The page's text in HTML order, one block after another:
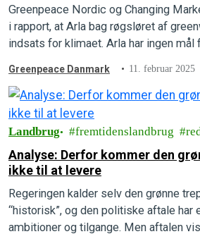
Greenpeace Nordic og Changing
i rapport, at Arla bag røgsløret af
indsats for klimaet. Arla har ingen
mangler også mål for metangas.
Greenpeace Danmark 11. februar 2025
Landbrug fremtidenslandbrug
Analyse: Derfor kommer den
ikke til at levere
Regeringen kalder selv den grønne
“historisk”, og den politiske aftale har
ambitioner og tilgange. Men aftalen